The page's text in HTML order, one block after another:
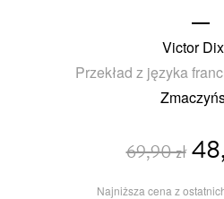
Victor
Przekład z języka
69,90 zł
Najniższa cena z